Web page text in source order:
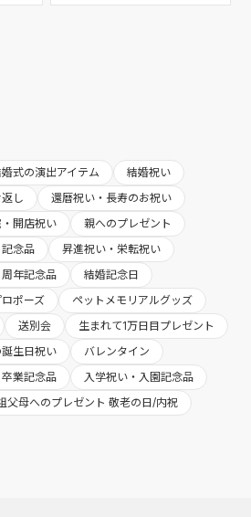
式の演出アイテム
結婚祝い
し
還暦祝い・長寿のお祝い
開店祝い
親へのプレゼント
記念品
昇進祝い・栄転祝い
年記念品
結婚記念日
ロポーズ
ペットメモリアルグッズ
送別会
生まれて1万日目プレゼント
生日祝い
バレンタイン
業記念品
入学祝い・入園記念品
父母へのプレゼント 敬老の日/内祝